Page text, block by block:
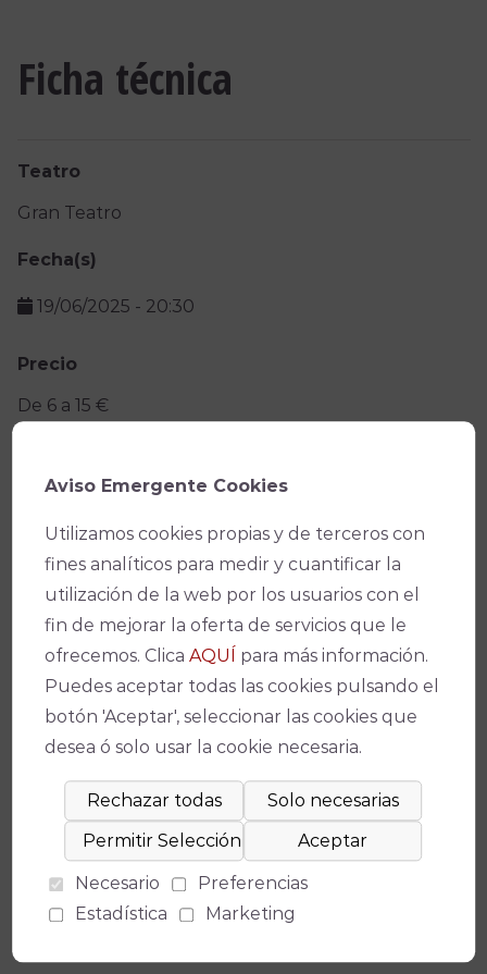
Ficha técnica
Teatro
Gran Teatro
Fecha(s)
19/06/2025 - 20:30
Precio
De 6 a 15 €
Conservatorio Profesional de Danza Luis del Río
Facebook
X WhatsApp
Email
Copy
Link
Espectáculos relacionados
No se ha encontrado un evento relacionado.
Aviso Emergente Cookies
Utilizamos cookies propias y de terceros con
fines analíticos para medir y cuantificar la
utilización de la web por los usuarios con el
fin de mejorar la oferta de servicios que le
ofrecemos. ClicaAQUÍ para más información.
Puedes aceptar todas las cookies pulsando el
botón 'Aceptar', seleccionar las cookies que
desea ó solo usar la cookie necesaria.
Necesario
Preferencias
Estadística
Marketing